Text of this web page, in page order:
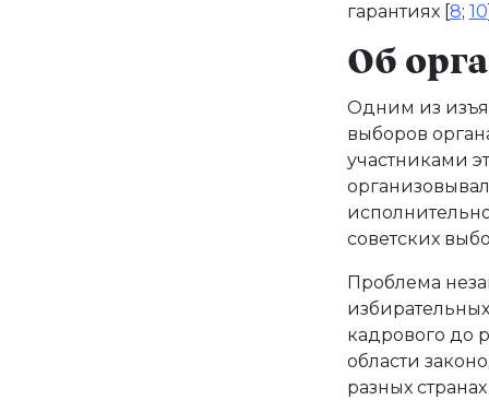
гарантиях [8; 10
Об
Одним из
выборов
участниками
советских
Проблема
кадрового до
области
разных